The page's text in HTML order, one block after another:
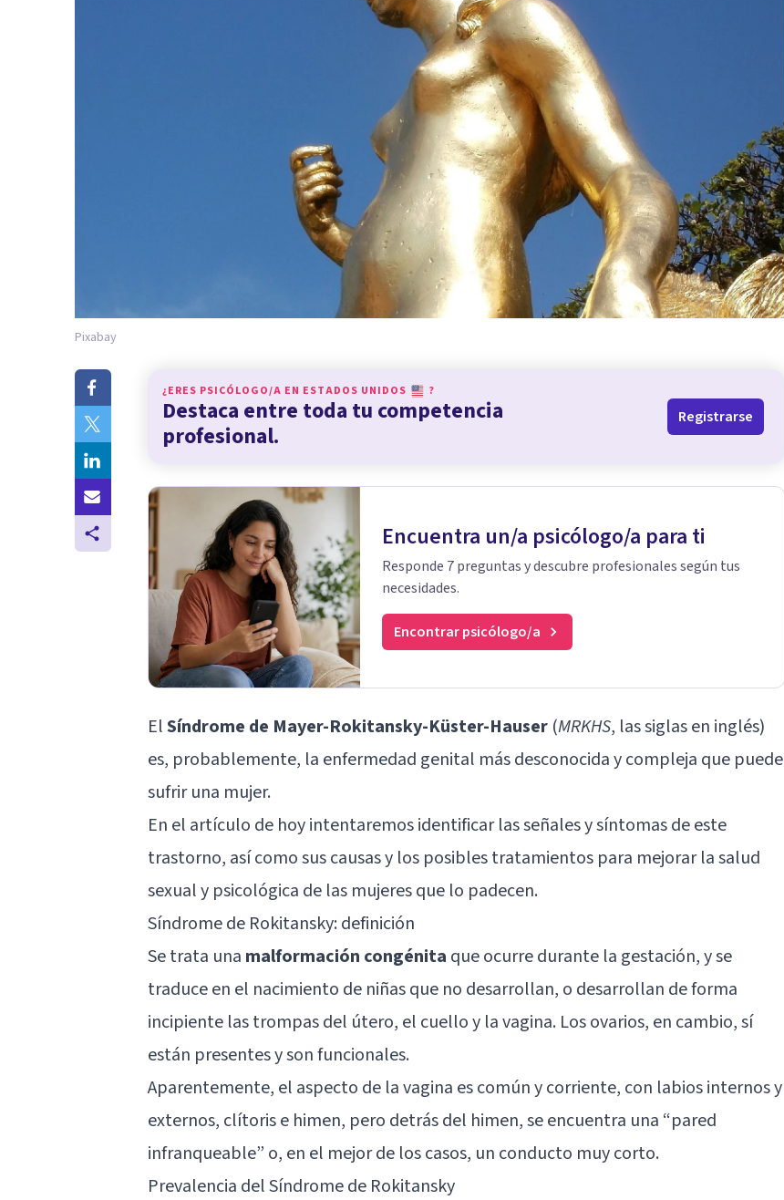
Pixabay
¿ERES PSICÓLOGO/A EN ESTADOS UNIDOS ?
Destaca entre toda tu competencia
profesional.
Registrarse
Encuentra un/a psicólogo/a para ti
Responde 7 preguntas y descubre profesionales según tus
necesidades.
Encontrar psicólogo/a
ElSíndrome de Mayer-Rokitansky-Küster-Hauser (MRKHS, las siglas en inglés)
es, probablemente, la enfermedad genital más desconocida y compleja que puede
sufrir una mujer.
En el artículo de hoy intentaremos identificar las señales y síntomas de este
trastorno, así como sus causas y los posibles tratamientos para mejorar la salud
sexual y psicológica de las mujeres que lo padecen.
Síndrome de Rokitansky: definición
Se trata una malformación congénita que ocurre durante la gestación, y se
traduce en el nacimiento de niñas que no desarrollan, o desarrollan de forma
incipiente las trompas del útero, el cuello y la vagina. Los ovarios, en cambio, sí
están presentes y son funcionales.
Aparentemente, el aspecto de la vagina es común y corriente, con labios internos y
externos, clítoris e himen, pero detrás del himen, se encuentra una “pared
infranqueable” o, en el mejor de los casos, un conducto muy corto.
Prevalencia del Síndrome de Rokitansky